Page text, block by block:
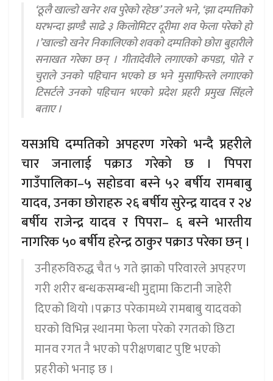
‘ठूलै खाल्डो खनेर शव पुरेको रहेछ’ उनले भने, ‘झा दम्पत्तिको
घरभन्दा झण्डै साढे ३ किलोमिटर दूरीमा शव फेला परेको हो
।’खाल्डो खनेर निकालिएको शवको दम्पतिको छोरा बुहारीले
सनाखत गरेका छन् । गीतादेवीले लगाएको कपडा, पोते र
चुराले उनको पहिचान भएको छ भने मुसाफिरले लगाएको
टिसर्टले उनको पहिचान भएको प्रदेश प्रहरी प्रमुख सिंहले
बताए ।
यसअघि दम्पतिको अपहरण गरेको भन्दै प्रहरीले
चार जनालाई पक्राउ गरेको छ । पिपरा
गाउँपालिका–५ सहोडवा बस्ने ५२ बर्षीय रामबाबु
यादव, उनका छोराहरु २६ बर्षीय सुरेन्द्र यादव र २४
बर्षीय राजेन्द्र यादव र पिपरा– ६ बस्ने भारतीय
नागरिक ५० बर्षीय हरेन्द्र ठाकुर पक्राउ परेका छन् ।
उनीहरुविरुद्ध चैत ५ गते झाको परिवारले अपहरण
गरी शरीर बन्धकसम्बन्धी मुद्दामा किटानी जाहेरी
दिएको थियो ।पक्राउ परेकामध्ये रामबाबु यादवको
घरको विभिन्न स्थानमा फेला परेको रगतको छिटा
मानव रगत नै भएको परीक्षणबाट पुष्टि भएको
प्रहरीको भनाइ छ ।